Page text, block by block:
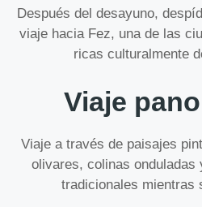
Después del desayuno,
viaje hacia Fez, una de las
ricas culturalmente
Viaje
Viaje a través de paisajes
olivares, colinas onduladas
tradicionales mientras